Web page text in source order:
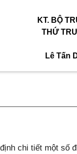
KT. BỘ
THỨ
Lê Tấn
chi tiết một số